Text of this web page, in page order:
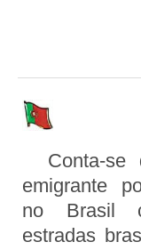
Conta-se
emigrante
no Brasil
estradas